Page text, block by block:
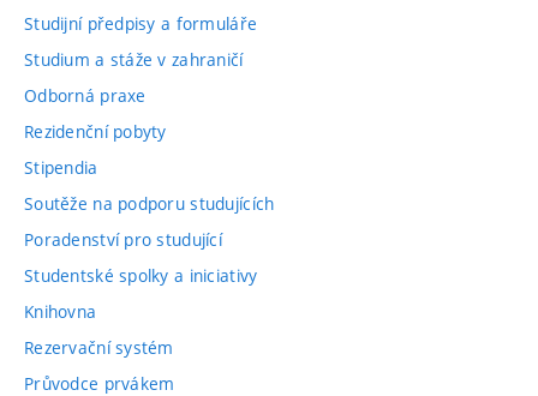
Studijní předpisy a formuláře
Studium a stáže v zahraničí
Odborná praxe
Rezidenční pobyty
Stipendia
Soutěže na podporu studujících
Poradenství pro studující
Studentské spolky a iniciativy
Knihovna
Rezervační systém
Průvodce prvákem